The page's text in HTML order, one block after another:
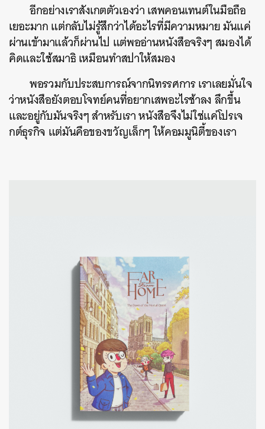
อีกอย่างเราสังเกตตัวเองว่า เสพคอนเทนต์ในมือถือ
เยอะมาก แต่กลับไม่รู้สึกว่าได้อะไรที่มีความหมาย มันแค่
ผ่านเข้ามาแล้วก็ผ่านไป แต่พออ่านหนังสือจริงๆ สมองได้
คิดและใช้สมาธิ เหมือนทำสปาให้สมอง
พอรวมกับประสบการณ์จากนิทรรศการ เราเลยมั่นใจ
ว่าหนังสือยังตอบโจทย์คนที่อยากเสพอะไรช้าลง ลึกขึ้น
และอยู่กับมันจริงๆ สำหรับเรา หนังสือจึงไม่ใช่แค่โปรเจ
กต์ธุรกิจ แต่มันคือของขวัญเล็กๆ ให้คอมมูนิตี้ของเรา